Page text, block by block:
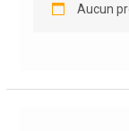
Aucun